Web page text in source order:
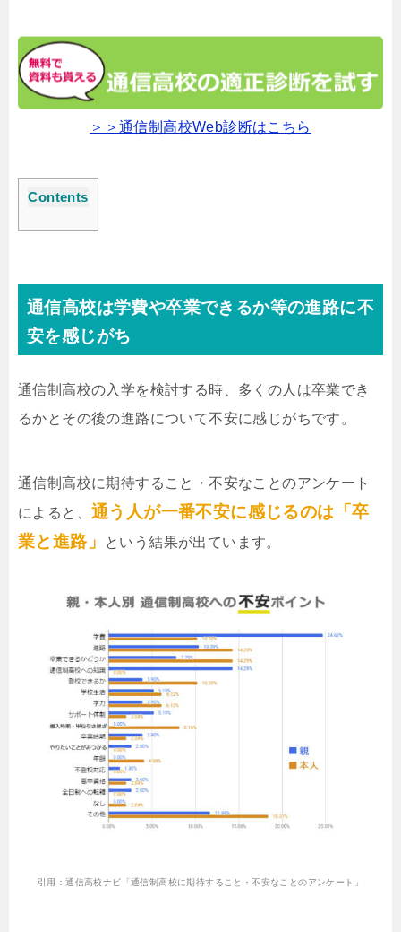
＞＞通信制高校Web診断はこちら
Contents
通信高校は学費や卒業できるか等の進路に不
安を感じがち
通信制高校の入学を検討する時、多くの人は卒業でき
るかとその後の進路について不安に感じがちです。
通信制高校に期待すること・不安なことのアンケート
によると、 通う人が一番不安に感じるのは「卒
業と進路」
という結果が出ています。
引用：通信高校ナビ「通信制高校に期待すること・不安なことのアンケート」